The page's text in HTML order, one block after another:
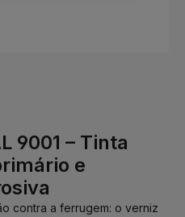
9001 – Tinta
e
contra a ferrugem: o verniz